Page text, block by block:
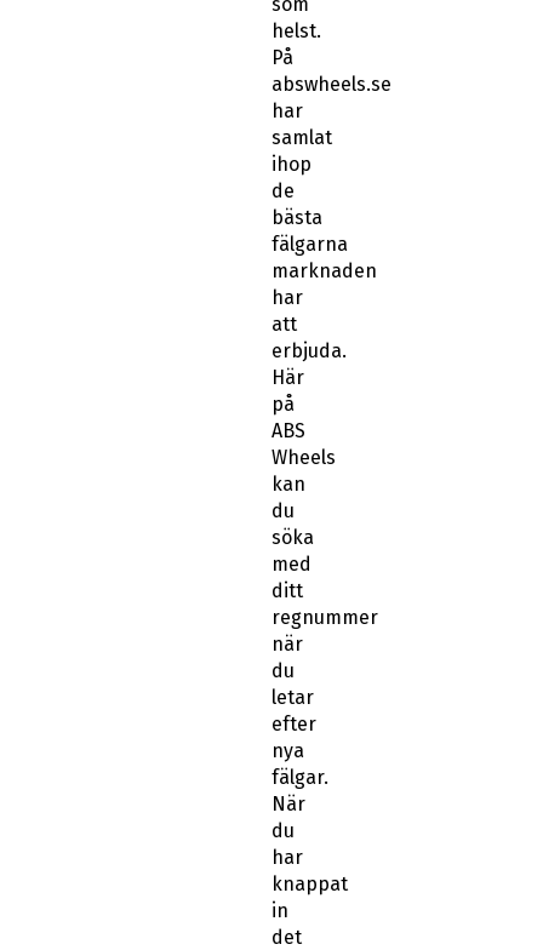
helst.
På
abswheels.se
har
samlat
ihop
de
bästa
fälgarna
marknaden
har
att
erbjuda.
Här
på
ABS
Wheels
kan
du
söka
med
ditt
regnummer
när
du
letar
efter
nya
fälgar.
När
du
har
knappat
in
det